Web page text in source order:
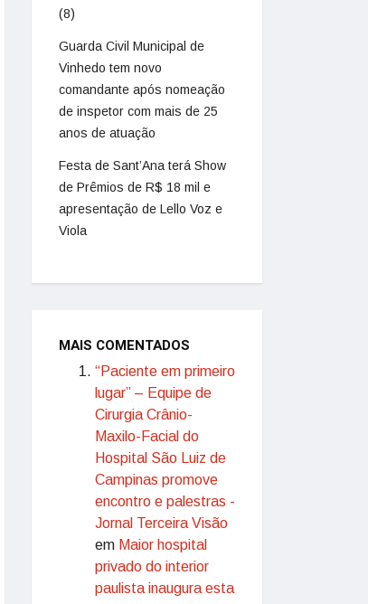
(8)
Guarda Civil Municipal de
Vinhedo tem novo
comandante após nomeação
de inspetor com mais de 25
anos de atuação
Festa de Sant’Ana terá Show
de Prêmios de R$ 18 mil e
apresentação de Lello Voz e
Viola
MAIS COMENTADOS
“Paciente em primeiro
lugar” – Equipe de
Cirurgia Crânio-
Maxilo-Facial do
Hospital São Luiz de
Campinas promove
encontro e palestras -
Jornal Terceira Visão
em Maior hospital
privado do interior
paulista inaugura esta